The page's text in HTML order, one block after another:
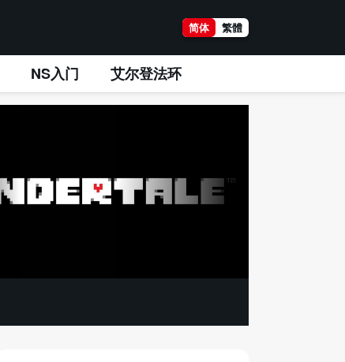
简体 繁體
NS入门 艾尔登法环